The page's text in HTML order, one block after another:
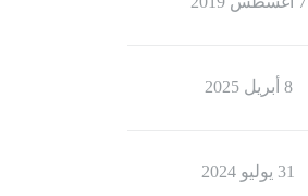
8 أبريل 2025
31 يوليو 2024